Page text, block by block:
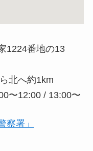
1224番地の13
北へ約1km
〜12:00 / 13:00〜
察署」